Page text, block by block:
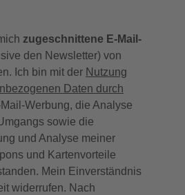
zugeschnittene E-Mail-
den Newsletter) von
Ich bin mit der Nutzung
Daten durch
Werbung, die Analyse
sowie die
und Analyse meiner
und Kartenvorteile
Mein Einverständnis
widerrufen. Nach